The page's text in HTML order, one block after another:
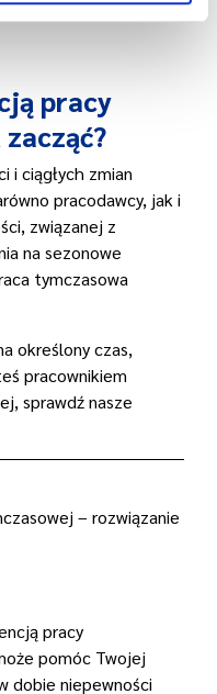
pracy
i ciągłych zmian
pracodawcy, jak i
związanej z
na sezonowe
tymczasowa
określony czas,
pracownikiem
sprawdź nasze
– rozwiązanie
pracy
pomóc Twojej
dobie niepewności